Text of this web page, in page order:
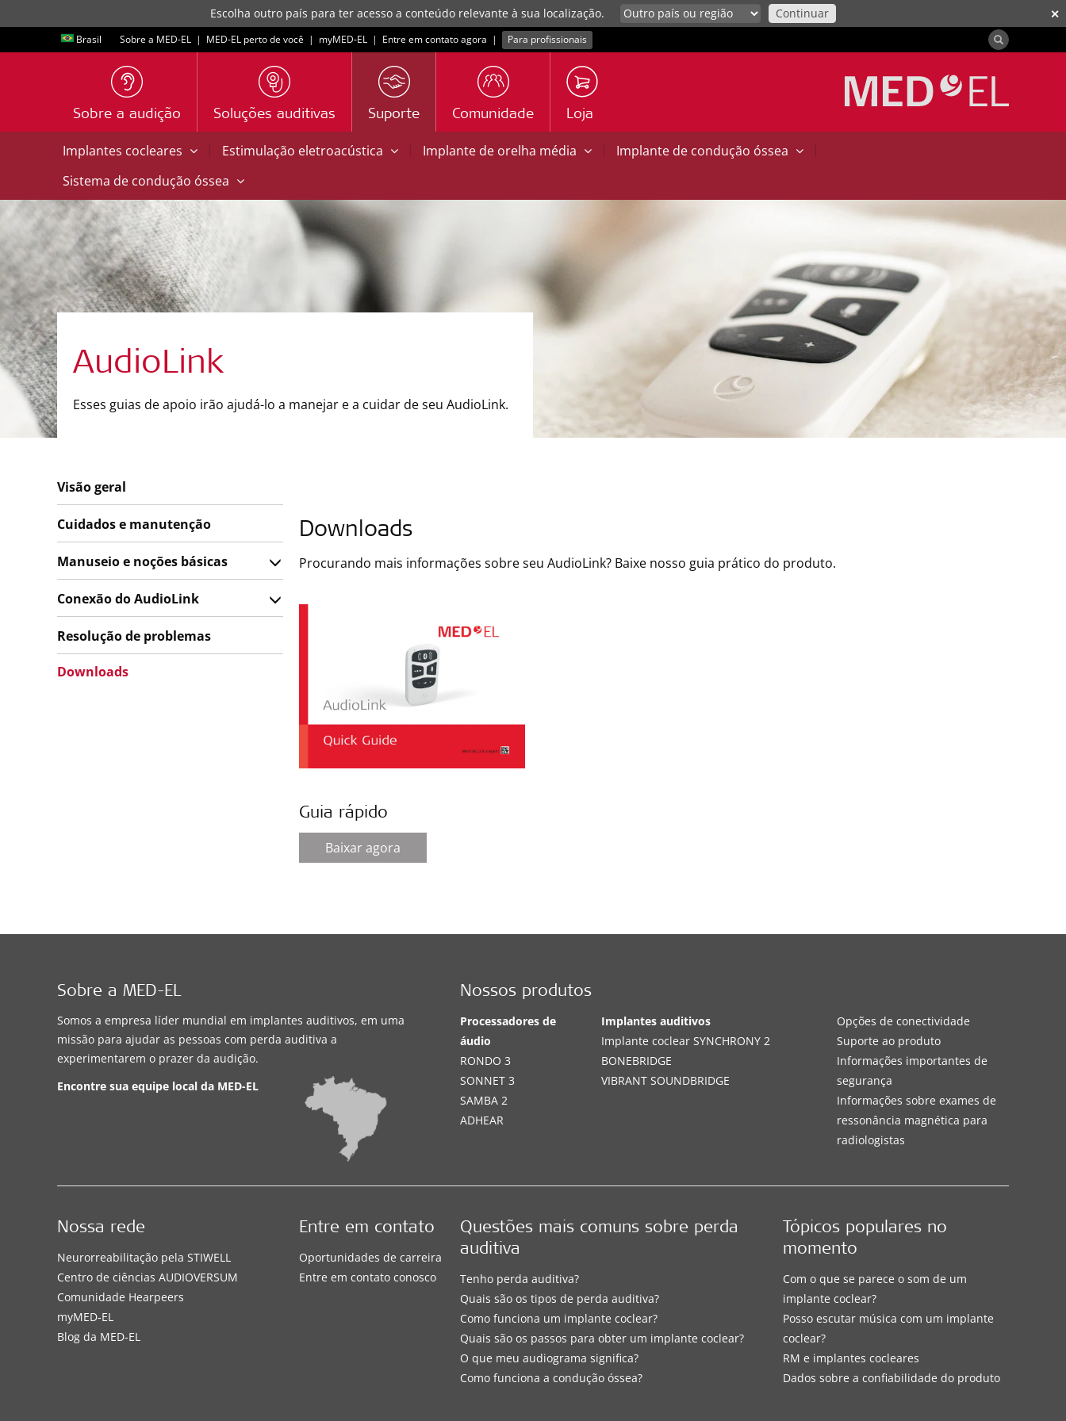
✕
Escolha outro país para ter acesso a conteúdo relevante à sua localização. Continuar
Brasil Sobre a MED-EL | MED-EL perto de você | myMED‑EL | Entre em contato agora | Para profissionais
Sobre a audição Soluções auditivas Suporte Comunidade Loja
Implantes cocleares | Estimulação eletroacústica | Implante de orelha média | Implante de condução óssea
|
Sistema de condução óssea
AudioLink
Esses guias de apoio irão ajudá-lo a manejar e a cuidar de seu AudioLink.
Downloads
Procurando mais informações sobre seu AudioLink? Baixe nosso guia prático do produto.
Guia rápido
Baixar agora
Visão geral
Cuidados e manutenção
Manuseio e noções básicas
Conexão do AudioLink
Resolução de problemas
Downloads
Sobre a MED-EL
Somos a empresa líder mundial em implantes auditivos, em uma
missão para ajudar as pessoas com perda auditiva a
experimentarem o prazer da audição.
Encontre sua equipe local da MED-EL
Nossos produtos
Processadores de
áudio
RONDO 3
SONNET 3
SAMBA 2
ADHEAR
Implantes auditivos
Implante coclear SYNCHRONY 2
BONEBRIDGE
VIBRANT SOUNDBRIDGE
Opções de conectividade
Suporte ao produto
Informações importantes de
segurança
Informações sobre exames de
ressonância magnética para
radiologistas
Questões mais comuns sobre perda
auditiva
Tenho perda auditiva?
Quais são os tipos de perda auditiva?
Como funciona um implante coclear?
Quais são os passos para obter um implante coclear?
O que meu audiograma significa?
Como funciona a condução óssea?
Tópicos populares no
momento
Com o que se parece o som de um
implante coclear?
Posso escutar música com um implante
coclear?
RM e implantes cocleares
Dados sobre a confiabilidade do produto
Nossa rede
Neurorreabilitação pela STIWELL
Centro de ciências AUDIOVERSUM
Comunidade Hearpeers
myMED‑EL
Blog da MED-EL
Entre em contato
Oportunidades de carreira
Entre em contato conosco